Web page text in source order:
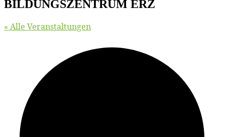
BILDUNGSZENTRUM ERZ
« Alle Veranstaltungen